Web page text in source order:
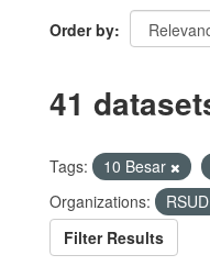
Order by
41
Tags: 10 Besar
Organizations:
Filter Results